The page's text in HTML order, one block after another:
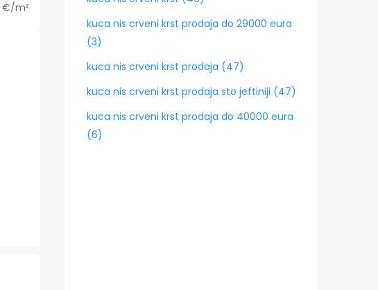
€/m²
kuca nis crveni krst prodaja do 29000 eura
(3)
kuca nis crveni krst prodaja (47)
kuca nis crveni krst prodaja sto jeftiniji (47)
kuca nis crveni krst prodaja do 40000 eura
(6)